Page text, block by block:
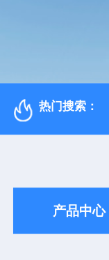
热门搜索：
产品中心